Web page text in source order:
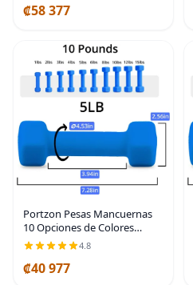
₡58 377
Portzon Pesas Mancuernas
10 Opciones de Colores
Compatibles con Juego de 2
15 LB, Antideslizante, Anti-
4.8
₡40 977